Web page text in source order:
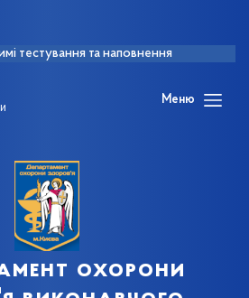
тестування та наповнення
Меню
охорони